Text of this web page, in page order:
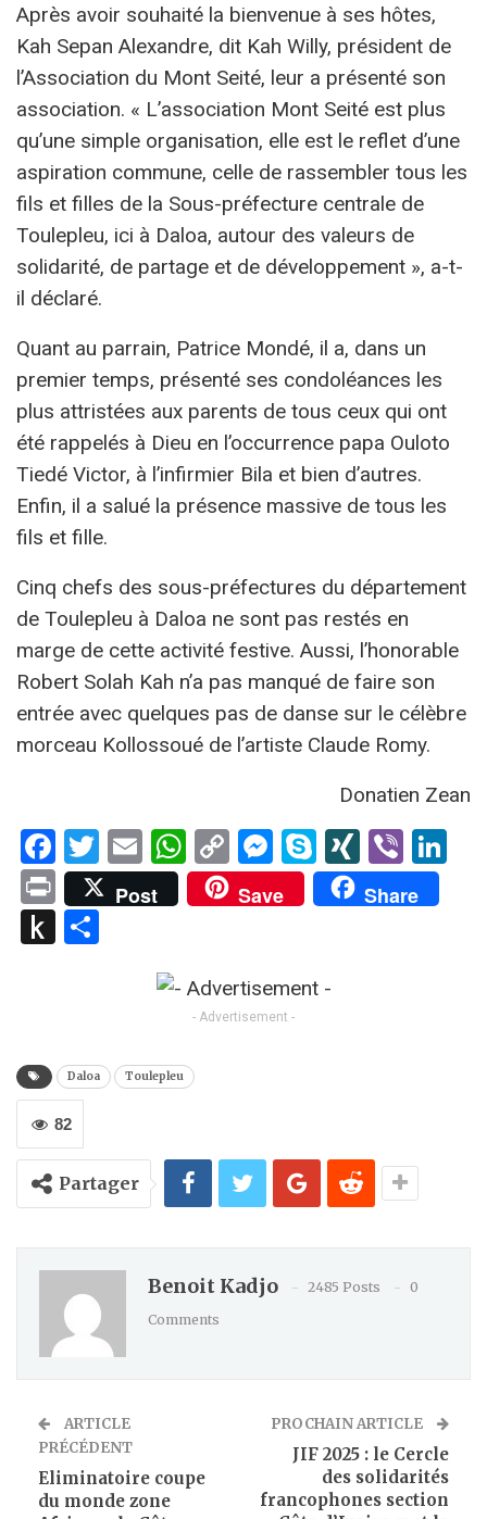
Après avoir souhaité la bienvenue à ses hôtes,
Kah Sepan Alexandre, dit Kah Willy, président de
l’Association du Mont Seité, leur a présenté son
association. « L’association Mont Seité est plus
qu’une simple organisation, elle est le reflet d’une
aspiration commune, celle de rassembler tous les
fils et filles de la Sous-préfecture centrale de
Toulepleu, ici à Daloa, autour des valeurs de
solidarité, de partage et de développement », a-t-
il déclaré.
Quant au parrain, Patrice Mondé, il a, dans un
premier temps, présenté ses condoléances les
plus attristées aux parents de tous ceux qui ont
été rappelés à Dieu en l’occurrence papa Ouloto
Tiedé Victor, à l’infirmier Bila et bien d’autres.
Enfin, il a salué la présence massive de tous les
fils et fille.
Cinq chefs des sous-préfectures du département
de Toulepleu à Daloa ne sont pas restés en
marge de cette activité festive. Aussi, l’honorable
Robert Solah Kah n’a pas manqué de faire son
entrée avec quelques pas de danse sur le célèbre
morceau Kollossoué de l’artiste Claude Romy.
Donatien Zean
Facebook
Twitter
EmailWhatsApp
Copy
Link
Messenger
SkypeXING
Viber
PrintPost Save Share
Push
- Advertisement -
Daloa Toulepleu
82
Partager
Benoit Kadjo 2485 Posts
0
Comments
ARTICLE
PRÉCÉDENT
Eliminatoire coupe
du monde zone
PROCHAIN ARTICLE
JIF 2025 : le Cercle
des solidarités
francophones section